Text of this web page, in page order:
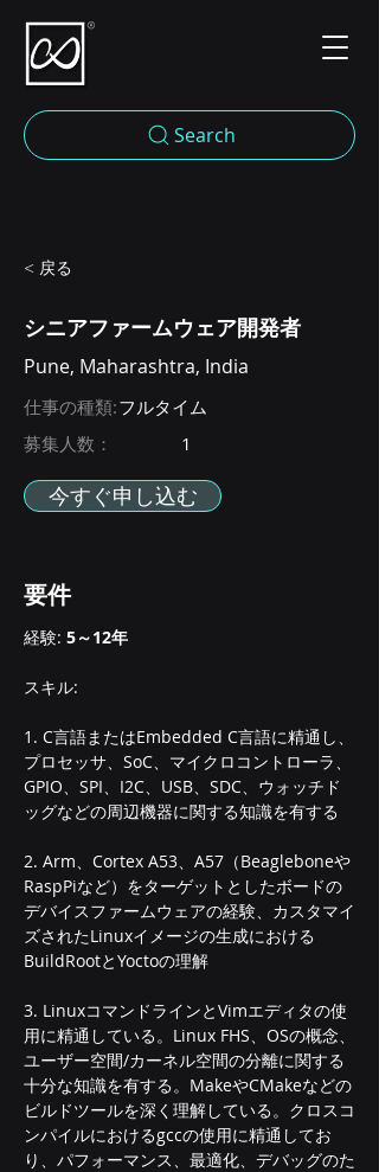
Search
< 戻る
シニアファームウェア開発者
Pune, Maharashtra, India
仕事の種類:フルタイム
募集人数：
1
今すぐ申し込む
要件
経験: 5～12年
スキル:
1. C言語またはEmbedded C言語に精通し、
プロセッサ、SoC、マイクロコントローラ、
GPIO、SPI、I2C、USB、SDC、ウォッチド
ッグなどの周辺機器に関する知識を有する
2. Arm、Cortex A53、A57（Beagleboneや
RaspPiなど）をターゲットとしたボードの
デバイスファームウェアの経験、カスタマイ
ズされたLinuxイメージの生成における
BuildRootとYoctoの理解
3. LinuxコマンドラインとVimエディタの使
用に精通している。Linux FHS、OSの概念、
ユーザー空間/カーネル空間の分離に関する
十分な知識を有する。MakeやCMakeなどの
ビルドツールを深く理解している。クロスコ
ンパイルにおけるgccの使用に精通してお
り、パフォーマンス、最適化、デバッグのた